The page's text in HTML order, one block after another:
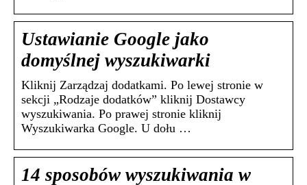
Ustawianie Google jako
domyślnej wyszukiwarki
Kliknij Zarządzaj dodatkami. Po lewej stronie w
sekcji „Rodzaje dodatków” kliknij Dostawcy
wyszukiwania. Po prawej stronie kliknij
Wyszukiwarka Google. U dołu …
14 sposobów wyszukiwania w